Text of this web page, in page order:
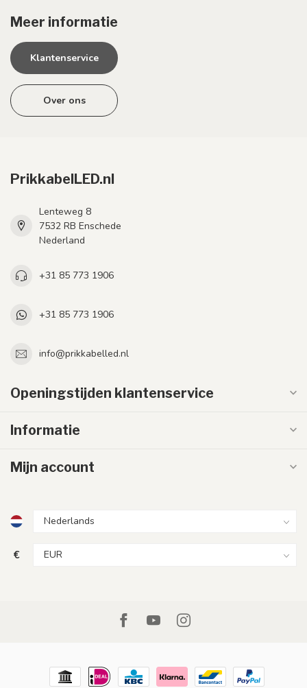
Meer informatie
Klantenservice
Over ons
PrikkabelLED.nl
Lenteweg 8
7532 RB Enschede
Nederland
+31 85 773 1906
+31 85 773 1906
info@prikkabelled.nl
Openingstijden klantenservice
Informatie
Mijn account
€